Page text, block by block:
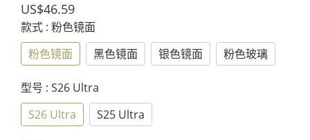
US$46.59
款式 : 粉色镜面
粉色镜面
黑色镜面 银色镜面 粉色玻璃
型号 : S26 Ultra
S26 Ultra
S25 Ultra